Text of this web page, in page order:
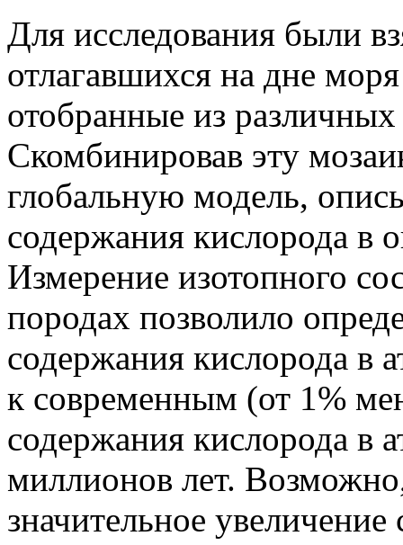
Для исследования были
отлагавшихся на дне
отобранные из
Скомбинировав эту
глобальную модель,
содержания кислорода в
Измерение изотопного
породах позволило
содержания кислорода в
к современным (от 1%
содержания кислорода в
миллионов лет.
значительное